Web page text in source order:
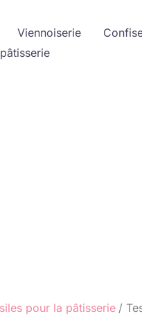
Viennoiserie
pour la pâtisserie